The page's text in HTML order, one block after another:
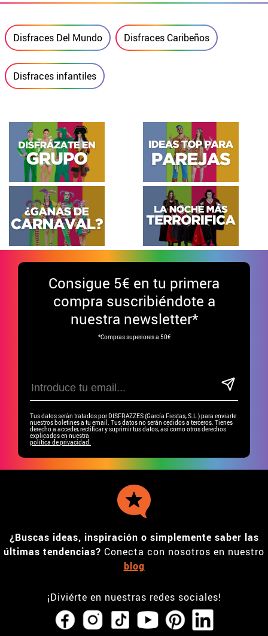
Disfraces Del Mundo Disfraces Caribeños
Disfraces infantiles
Consigue 5€ en tu primera
compra suscribiéndote a
nuestra newsletter*
*Compras superiores a 50€
Tus datos serán tratados por DISFRAZZES (García Fiestas, S.L.) para enviarte
nuestros boletines a tu email. Tus datos no serán cedidos a terceros. Tienes
derecho a acceder, rectificar y suprimir tus datos, así como otros derechos
explicados en nuestra
política de privacidad.
¿Buscas ideas, inspiración o simplemente saber las
últimas tendencias? Conecta con nosotros en nuestro
blog
¡Diviérte en nuestras redes sociales!